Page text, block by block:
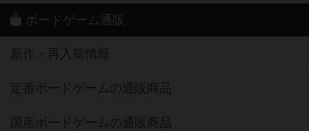
ボードゲーム通販
新作・再入荷情報
定番ボードゲームの通販商品
国産ボードゲームの通販商品